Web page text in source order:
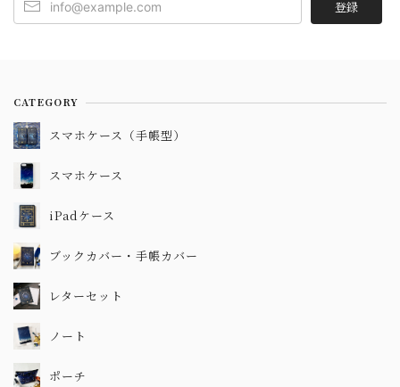
登録
CATEGORY
スマホケース（手帳型）
スマホケース
iPadケース
ブックカバー・手帳カバー
レターセット
ノート
ポーチ